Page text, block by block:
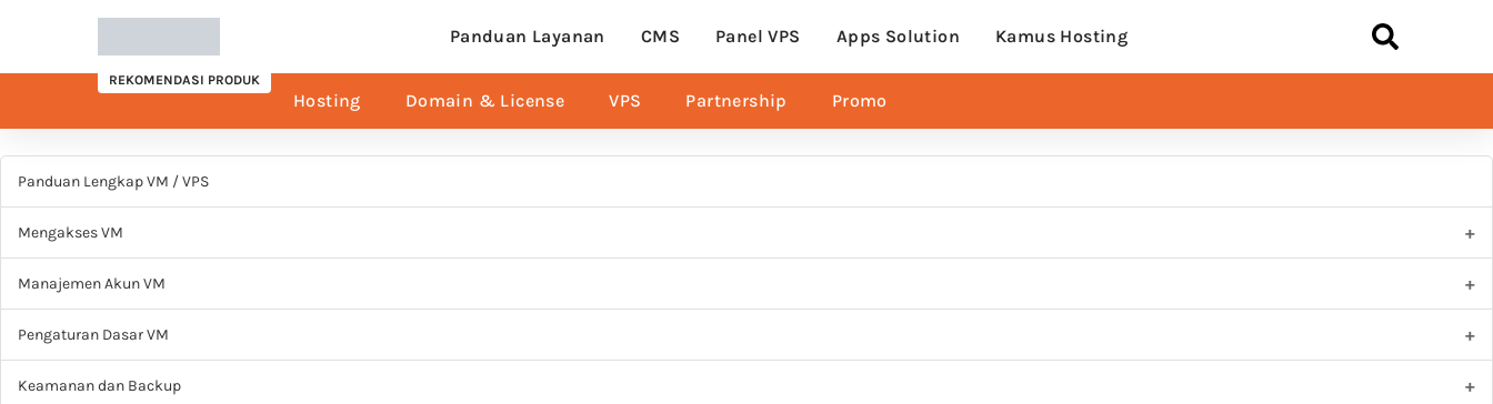
Panduan Layanan CMS Panel VPS Apps Solution Kamus Hosting
REKOMENDASI PRODUK
Hosting Domain & License VPS Partnership Promo
Panduan Lengkap VM / VPS
Mengakses VM
Manajemen Akun VM
Pengaturan Dasar VM
Keamanan dan Backup